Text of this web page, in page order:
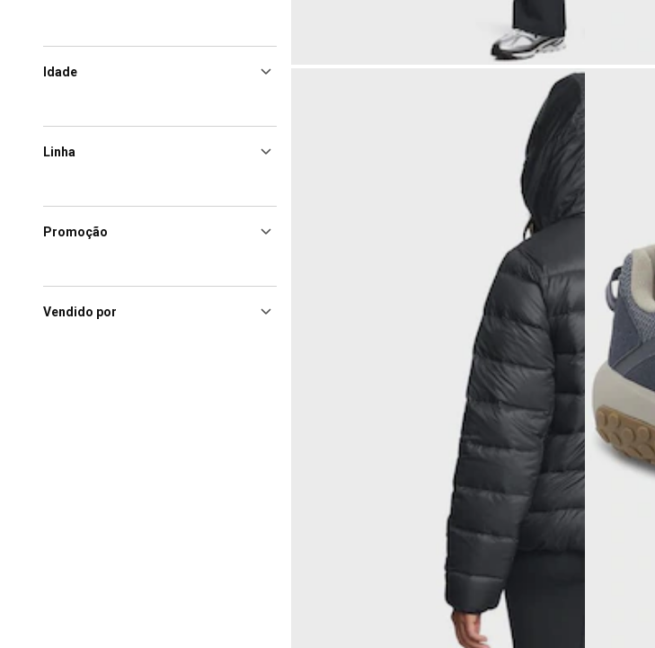
Idade
Linha
Promoção
Vendido por